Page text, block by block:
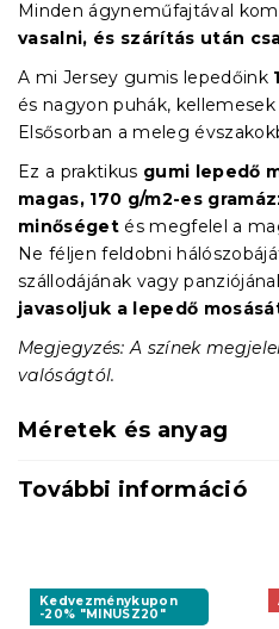
Minden ágyneműfajtával
vasalni, és szárítás után
A mi Jersey gumis lepedőink
és nagyon puhák,
Elsősorban a meleg
Ez a praktikus gumi lepedő
magas, 170 g/m2-es
minőséget és megfelel a
Ne féljen feldobni
szállodájának vagy
javasoljuk a lepedő
Megjegyzés: A színek
valóságtól.
Méretek és anyag
További információ
Kedvezménykupon
-20% "MINUSZ20"